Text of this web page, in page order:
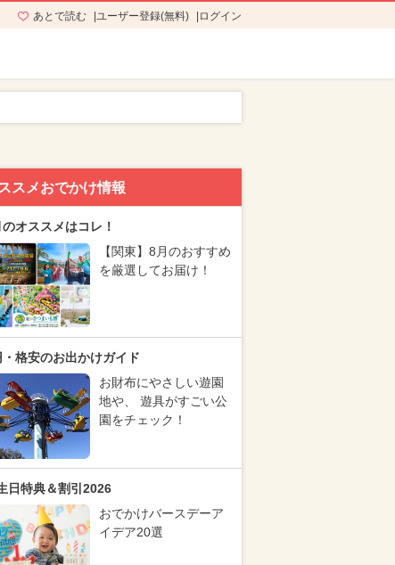
あとで読む ユーザー登録(無料) ログイン
スメおでかけ情報
オススメはコレ！
【関東】8月のおすすめ
を厳選してお届け！
格安のお出かけガイド
お財布にやさしい遊園
地や、 遊具がすごい公
園をチェック！
日特典＆割引2026
おでかけバースデーア
イデア20選